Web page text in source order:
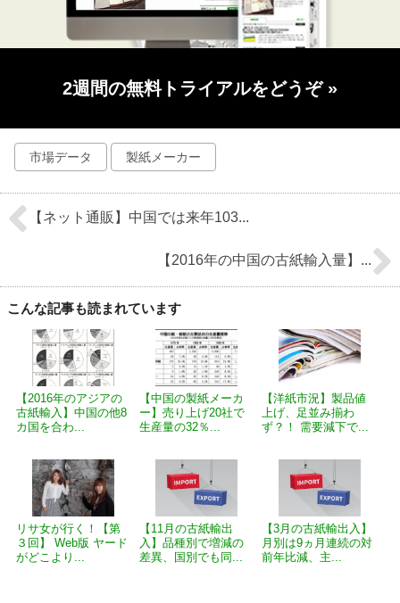
2週間の無料トライアルをどうぞ »
市場データ 製紙メーカー
【ネット通販】中国では来年103...
【2016年の中国の古紙輸入量】...
こんな記事も読まれています
【2016年のアジアの
古紙輸入】中国の他8
カ国を合わ...
【中国の製紙メーカ
ー】売り上げ20社で
生産量の32％...
【洋紙市況】製品値
上げ、足並み揃わ
ず？！ 需要減下で...
リサ女が行く！【第
３回】 Web版 ヤード
がどこより...
【11月の古紙輸出
入】品種別で増減の
差異、国別でも同...
【3月の古紙輸出入】
月別は9ヵ月連続の対
前年比減、主...